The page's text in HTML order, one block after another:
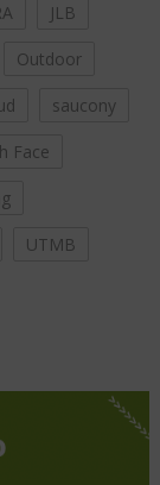
JLB
Outdoor
saucony
Face
UTMB